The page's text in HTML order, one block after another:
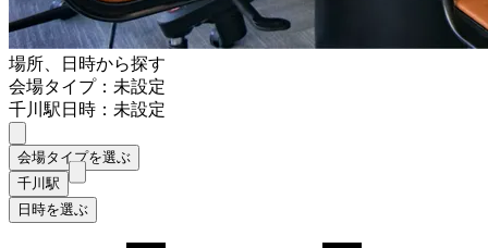
場所、日時から探す
会場タイプ：未設定
千川駅日時：未設定
会場タイプを選ぶ
千川駅
日時を選ぶ